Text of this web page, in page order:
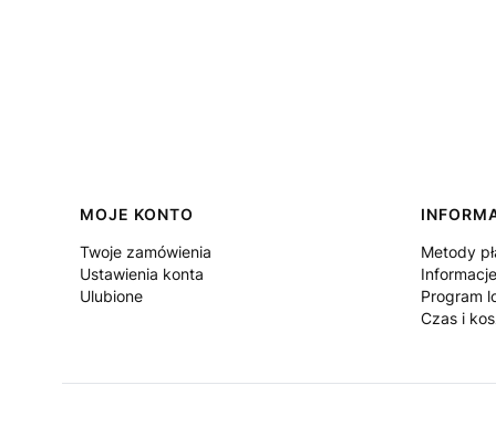
Linki w stopce
MOJE KONTO
Twoje zamówienia
Ustawienia konta
Ulubione
Metody
Program
Czas i